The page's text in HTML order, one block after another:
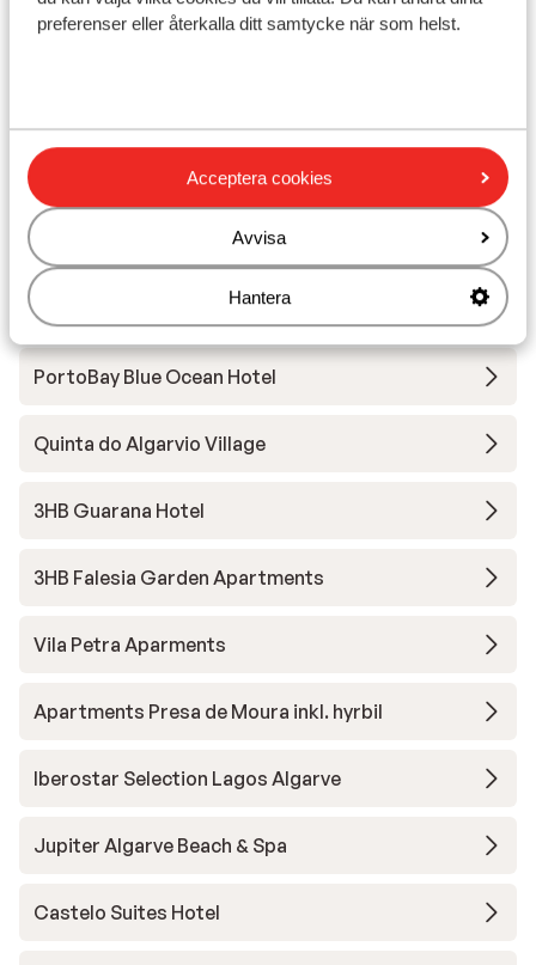
preferenser eller återkalla ditt samtycke när som helst.
Acceptera cookies
Avvisa
Hantera
Avstånd till busshållplats ca 350 m
Närmaste apotek ca 2 km
Andra boenden i Algarvekusten
3HB Faro
PortoBay Blue Ocean Hotel
Quinta do Algarvio Village
3HB Guarana Hotel
3HB Falesia Garden Apartments
Vila Petra Aparments
Apartments Presa de Moura inkl. hyrbil
Iberostar Selection Lagos Algarve
Jupiter Algarve Beach & Spa
Castelo Suites Hotel